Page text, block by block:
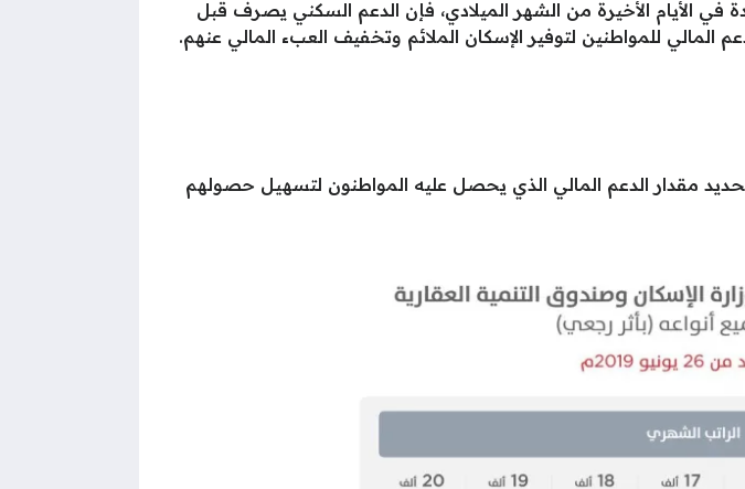
الأيام الأخيرة من الشهر الميلادي، فإن الدعم السكني يصرف قبل
للمواطنين لتوفير الإسكان الملائم وتخفيف العبء المالي عنهم.
مقدار الدعم المالي الذي يحصل عليه المواطنون لتسهيل حصولهم